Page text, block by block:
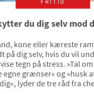
du dig selv mod
kone eller kæreste
på dig selv, hvis du vil
tegn på stress. »Tal
egne grænser« og »husk
lyder de tre råd fra